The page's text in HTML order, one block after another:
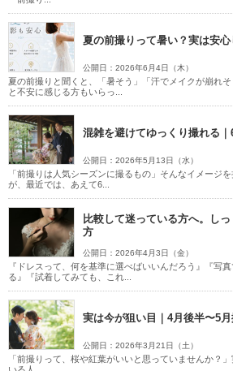
こだわりポイント
人気スポットでの撮影 神社・寺院
チャペルでの撮影 スタジオで
フォト＋会食 豊富なドレス ペットと撮影
挙式フォト
豊富なカラードレス
豊富な色
豊富な白無垢
夏の前撮りって暑い？実は安
公開日：2026年6月4日（木）
夏の前撮りと聞くと、「暑そう」「汗でメイクが崩れそ
と不安に感じる方もいらっ...
混雑を避けてゆっくり撮れる
公開日：2026年5月13日（水）
「前撮りは人気シーズンに撮るもの」そんなイメージ
が、最近では、あえて6...
比較して迷っている方へ。し
方
公開日：2026年4月3日（金）
『ドレスって、何を基準に選べばいいんだろう』『写
る』『試着してみても、これ...
実は今が狙い目｜4月後半〜5
公開日：2026年3月21日（土）
「前撮りって、桜や紅葉がいいと思っていませんか？